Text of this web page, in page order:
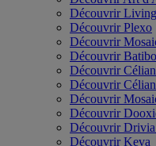
Découvrir
Découvrir Plexo
Découvrir
Découvrir
Découvrir
Découvrir
Découvrir
Découvrir
Découvrir
Découvrir Keva